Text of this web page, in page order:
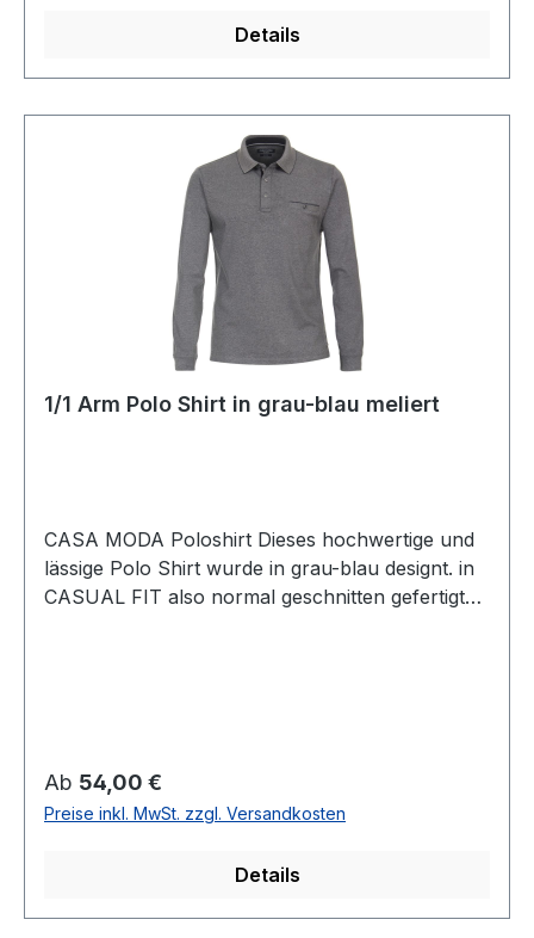
Details
1/1 Arm Polo Shirt in grau-blau meliert
CASA MODA Poloshirt Dieses hochwertige und
lässige Polo Shirt wurde in grau-blau designt. in
CASUAL FIT also normal geschnitten gefertigt
Baumwolle 38 % Polyester30° waschbar Modell
Nr.: 403478000Farbe: 105
Regulärer Preis:
Ab 54,00 €
Preise inkl. MwSt. zzgl. Versandkosten
Details